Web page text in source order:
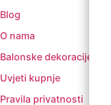
Blog
O nama
Balonske dekoracije i
Uvjeti kupnje
Pravila privatnosti